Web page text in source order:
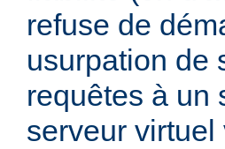
refuse de
usurpation de
requêtes à un
serveur virtuel